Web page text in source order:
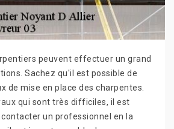
peuvent effectuer un grand
Sachez qu'il est possible de
de mise en place des charpentes.
qui sont très difficiles, il est
un professionnel en la